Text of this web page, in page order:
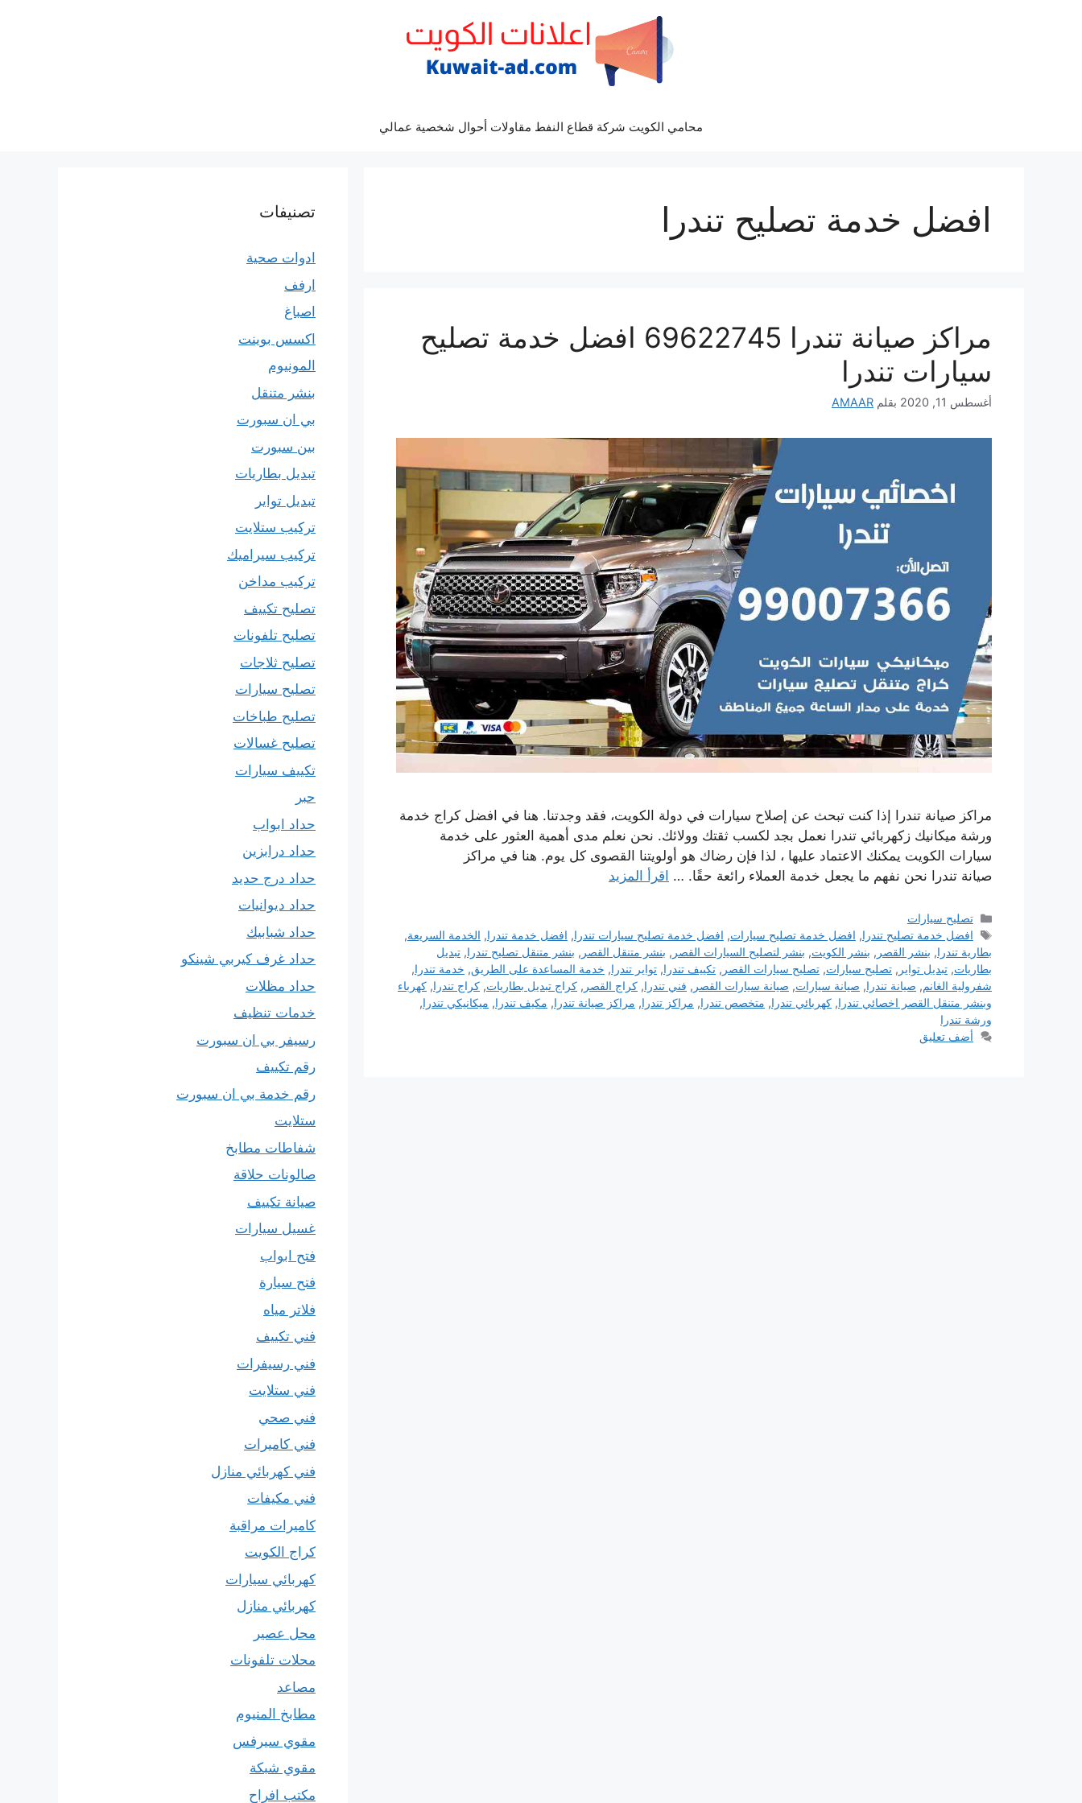
محامي الكويت شركة قطاع النفط مقاولات أحوال شخصية عمالي
افضل خدمة تصليح تندرا
مراكز صيانة تندرا 69622745 افضل خدمة تصليح
سيارات تندرا
أغسطس 11, 2020 بقلم AMAAR
مراكز صيانة تندرا إذا كنت تبحث عن إصلاح سيارات في دولة الكويت، فقد وجدتنا. هنا في افضل كراج خدمة
ورشة ميكانيك زكهربائي تندرا نعمل بجد لكسب ثقتك وولائك. نحن نعلم مدى أهمية العثور على خدمة
سيارات الكويت يمكنك الاعتماد عليها ، لذا فإن رضاك ​​هو أولويتنا القصوى كل يوم. هنا في مراكز
صيانة تندرا نحن نفهم ما يجعل خدمة العملاء رائعة حقًا. … اقرأ المزيد
التصنيفات
تصليح سيارات
الوسوم
افضل خدمة تصليح تندرا, افضل خدمة تصليح سيارات, افضل خدمة تصليح سيارات تندرا, افضل خدمة تندرا, الخدمة السريعة,
بطارية تندرا, بنشر القصر , بنشر الكويت, بنشر لتصليح السيارات القصر , بنشر متنقل القصر , بنشر متنقل تصليح تندرا, تبديل
بطاريات, تبديل تواير , تصليح سيارات, تصليح سيارات القصر , تكييف تندرا, تواير تندرا, خدمة المساعدة على الطريق, خدمة تندرا,
شفرولية الغانم, صيانة تندرا, صيانة سيارات, صيانة سيارات القصر , فني تندرا, كراج القصر , كراج تبديل بطاريات, كراج تندرا, كهرباء
وبنشر متنقل القصر اخصائي تندرا, كهربائي تندرا, متخصص تندرا, مراكز تندرا, مراكز صيانة تندرا, مكيف تندرا, ميكانيكي تندرا,
ورشة تندرا
أضف تعليق
تصنيفات
ادوات صحية
ارفف
اصباغ
اكسس بوينت
المونيوم
بنشر متنقل
بي ان سبورت
بين سبورت
تبديل بطاريات
تبديل تواير
تركيب ستلايت
تركيب سيراميك
تركيب مداخن
تصليح تكييف
تصليح تلفونات
تصليح ثلاجات
تصليح سيارات
تصليح طباخات
تصليح غسالات
تكييف سيارات
حبر
حداد ابواب
حداد درابزين
حداد درج حديد
حداد ديوانيات
حداد شبابيك
حداد غرف كيربي شينكو
حداد مظلات
خدمات تنظيف
رسيفر بي ان سبورت
رقم تكييف
رقم خدمة بي ان سبورت
ستلايت
شفاطات مطابخ
صالونات حلاقة
صيانة تكييف
غسيل سيارات
فتح ابواب
فتح سيارة
فلاتر مياه
فني تكييف
فني رسيفرات
فني ستلايت
فني صحي
فني كاميرات
فني كهربائي منازل
فني مكيفات
كاميرات مراقبة
كراج الكويت
كهربائي سيارات
كهربائي منازل
محل عصير
محلات تلفونات
مصاعد
مطابخ المنيوم
مقوي سيرفس
مقوي شبكة
مكتب افراح